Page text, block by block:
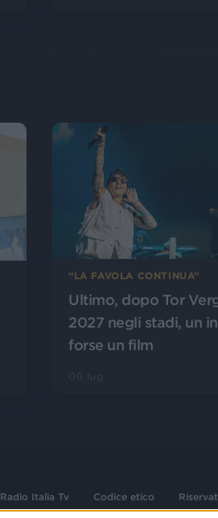
“LA FAVOLA CONTINUA”
Ultimo, dopo Tor
2027 negli stadi, un
forse un film
Radio Italia Tv Codice etico